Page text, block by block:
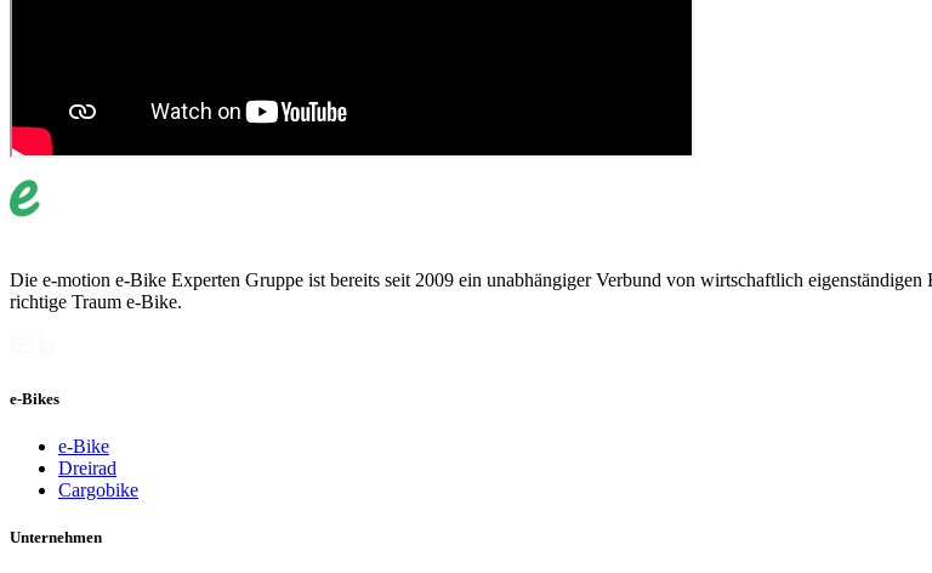
Die e-motion e-Bike Experten Gruppe ist bereits seit 2009 ein unabhängiger Verbund von wirtschaftlich
richtige Traum e-Bike.
e-Bikes
e-Bike
Dreirad
Cargobike
Unternehmen